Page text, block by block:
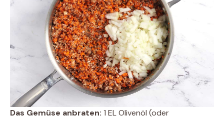
Das Gemüse anbraten: 1 EL Olivenöl (oder